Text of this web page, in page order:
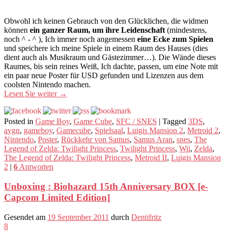
Obwohl ich keinen Gebrauch von den Glücklichen, die widmen
können ein ganzer Raum, um ihre Leidenschaft (mindestens,
noch ^ - ^ ), Ich immer noch angemessen eine Ecke zum Spielen
und speichere ich meine Spiele in einem Raum des Hauses (dies
dient auch als Musikraum und Gästezimmer…). Die Wände dieses
Raumes, bis sein reines Weiß, Ich dachte, passen, um eine Note mit
ein paar neue Poster für USD gefunden und Lizenzen aus dem
coolsten Nintendo machen.
Lesen Sie weiter →
Posted in Game Boy, Game Cube, SFC / SNES | Tagged 3DS,
avgn, gameboy, Gamecube, Spielsaal, Luigis Mansion 2, Metroid 2,
Nintendo, Poster, Rückkehr von Samus, Samus Aran, snes, The
Legend of Zelda: Twilight Princess, Twilight Princess, Wii, Zelda,
The Legend of Zelda: Twilight Princess, Metroid II, Luigis Mansion
2 | 6 Antworten
Unboxing : Biohazard 15th Anniversary BOX [e-
Capcom Limited Edition]
Gesendet am 19 September 2011 durch Dentifritz
8